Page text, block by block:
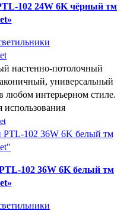
102 24W 6K чёрный тм
настенно-потолочный
универсальный
любом интерьерном стиле.
использования
102 36W 6K белый тм